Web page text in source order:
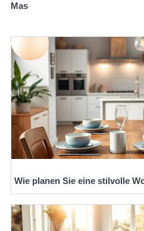
Mas
Wie planen Sie eine stilvolle